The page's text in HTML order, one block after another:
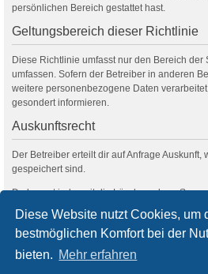
Diese Website nutzt Cookies, um
bestmöglichen Komfort bei der
bieten. Mehr erfahren
persönlichen Bereich gestattet hast.
Geltungsbereich dieser Richtlinie
Diese Richtlinie umfasst nur den Bereich der
umfassen. Sofern der Betreiber in anderen
weitere personenbezogene Daten
gesondert informieren.
Auskunftsrecht
Der Betreiber erteilt dir auf Anfrage Auskunft,
gespeichert sind.
Du kannst jederzeit die Löschung bzw.
Foren-Übersicht Kontakt